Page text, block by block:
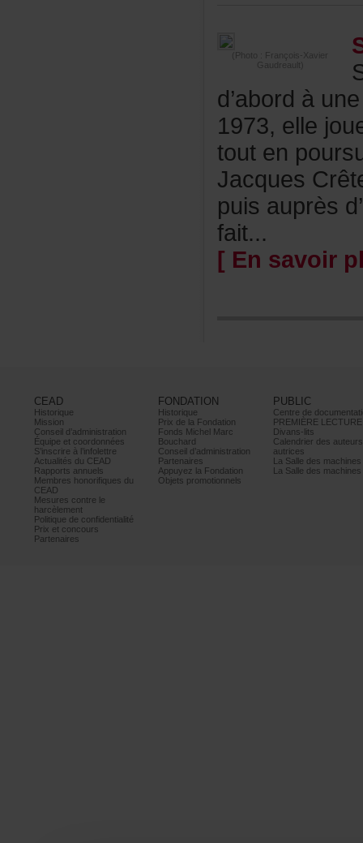
(Photo:François-Xavier
Gaudreault)
fait...
CEAD
Historique
Mission
Conseild’administration
Équipeetcoordonnées
S’inscrireàl’infolettre
ActualitésduCEAD
Rapportsannuels
Membreshonorifiquesdu
CEAD
Mesurescontrele
harcèlement
Politiquedeconfidentialité
Prixetconcours
Partenaires
FONDATION
Historique
PrixdelaFondation
FondsMichelMarc
Bouchard
Conseild’administration
Partenaires
AppuyezlaFondation
Objetspromotionnels
PUBLIC
PREMIÈRELECTURE
Divans-lits
autrices